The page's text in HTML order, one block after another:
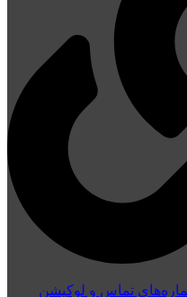
تماس و لوکیشن